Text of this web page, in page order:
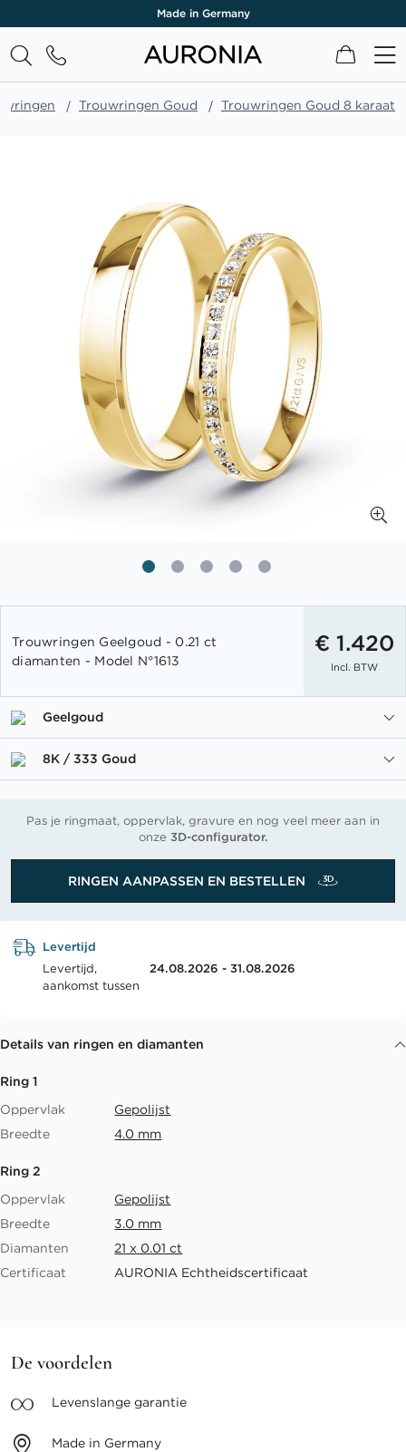
Made in Germany
Trouwringen Goud Trouwringen Goud 8 karaat
het
begin
de
afbeeldingen-
Trouwringen Geelgoud - 0.21 ct
diamanten - Model N°1613
€ 1.420
Incl. BTW
Geelgoud
8K / 333 Goud
Pas je ringmaat, oppervlak, gravure en nog veel meer aan in
onze 3D-configurator.
RINGEN AANPASSEN EN BESTELLEN
Levertijd
Levertijd,
aankomst tussen
24.08.2026 - 31.08.2026
Details van ringen en diamanten
Ring 1
Oppervlak
Gepolijst
Breedte
4.0 mm
Ring 2
Oppervlak
Gepolijst
Breedte
3.0 mm
Diamanten
21 x 0.01 ct
Certificaat
AURONIA Echtheidscertificaat
De voordelen
Levenslange garantie
Made in Germany